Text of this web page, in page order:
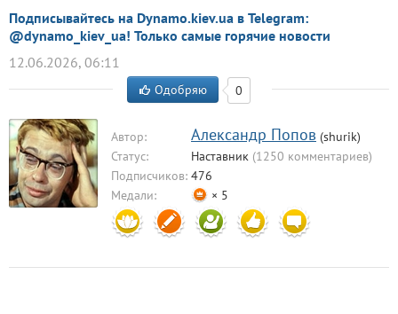
Подписывайтесь на Dynamo.kiev.ua в Telegram:
@dynamo_kiev_ua! Только самые горячие новости
12.06.2026, 06:11
Одобряю 0
Автор: Александр Попов (shurik)
Статус:
Наставник (1250 комментариев)
Подписчиков: 476
Медали:
× 5